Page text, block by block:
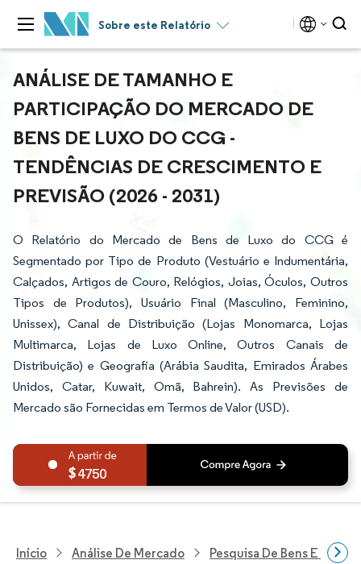
Sobre este Relatório
ANÁLISE DE TAMANHO E
PARTICIPAÇÃO DO MERCADO DE
BENS DE LUXO DO CCG -
TENDÊNCIAS DE CRESCIMENTO E
PREVISÃO (2026 - 2031)
O Relatório do Mercado de Bens de Luxo do CCG é
Segmentado por Tipo de Produto (Vestuário e Indumentária,
Calçados, Artigos de Couro, Relógios, Joias, Óculos, Outros
Tipos de Produtos), Usuário Final (Masculino, Feminino,
Unissex), Canal de Distribuição (Lojas Monomarca, Lojas
Multimarca, Lojas de Luxo Online, Outros Canais de
Distribuição) e Geografia (Arábia Saudita, Emirados Árabes
Unidos, Catar, Kuwait, Omã, Bahrein). As Previsões de
Mercado são Fornecidas em Termos de Valor (USD).
4750
Início Análise De Mercado Pesquisa De Bens E